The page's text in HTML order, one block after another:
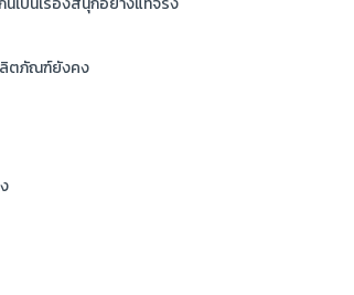
ลิตภัณฑ์ยังคง